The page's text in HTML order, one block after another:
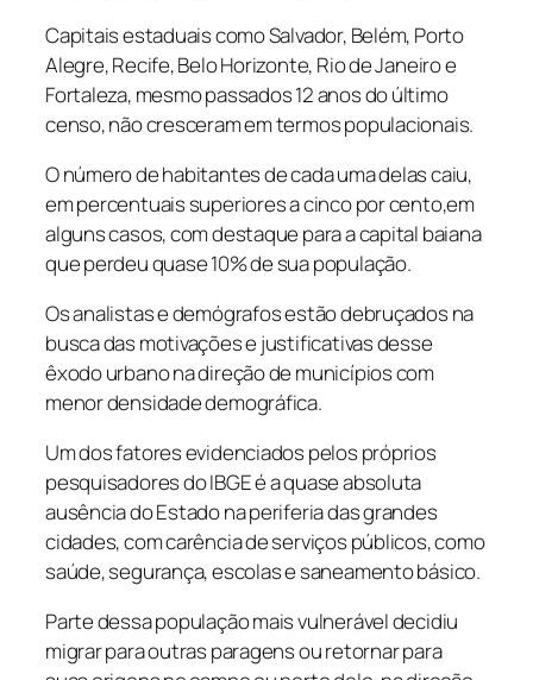
Capitais estaduais como Salvador, Belém, Porto
Alegre, Recife, Belo Horizonte, Rio de Janeiro e
Fortaleza, mesmo passados 12 anos do último
censo, não cresceram em termos populacionais.
O número de habitantes de cada uma delas caiu,
em percentuais superiores a cinco por cento,em
alguns casos, com destaque para a capital baiana
que perdeu quase 10% de sua população.
Os analistas e demógrafos estão debruçados na
busca das motivações e justificativas desse
êxodo urbano na direção de municípios com
menor densidade demográfica.
Um dos fatores evidenciados pelos próprios
pesquisadores do IBGE é a quase absoluta
ausência do Estado na periferia das grandes
cidades, com carência de serviços públicos, como
saúde, segurança, escolas e saneamento básico.
Parte dessa população mais vulnerável decidiu
migrar para outras paragens ou retornar para